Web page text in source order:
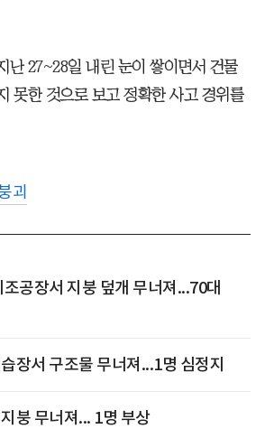
난 27~28일 내린 눈이 쌓이면서 건물
못한 것으로 보고 정확한 사고 경위를
괴
공장서 지붕 덮개 무너져...70대
장서 구조물 무너져...1명 심정지
붕 무너져... 1명 부상